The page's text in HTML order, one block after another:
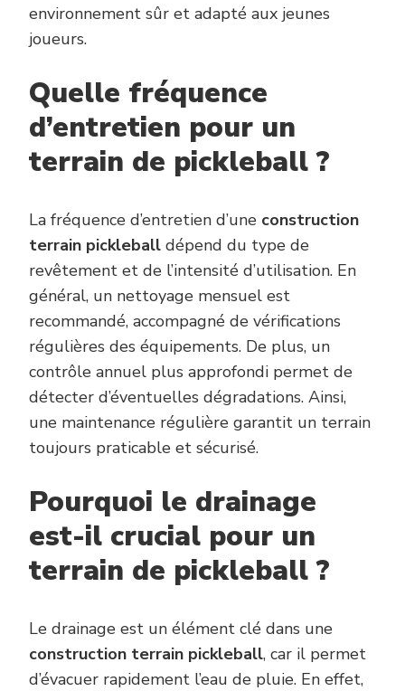
environnement sûr et adapté aux jeunes
joueurs.
Quelle fréquence
d’entretien pour un
terrain de pickleball ?
La fréquence d’entretien d’une construction
terrain pickleball dépend du type de
revêtement et de l’intensité d’utilisation. En
général, un nettoyage mensuel est
recommandé, accompagné de vérifications
régulières des équipements. De plus, un
contrôle annuel plus approfondi permet de
détecter d’éventuelles dégradations. Ainsi,
une maintenance régulière garantit un terrain
toujours praticable et sécurisé.
Pourquoi le drainage
est-il crucial pour un
terrain de pickleball ?
Le drainage est un élément clé dans une
construction terrain pickleball, car il permet
d’évacuer rapidement l’eau de pluie. En effet,